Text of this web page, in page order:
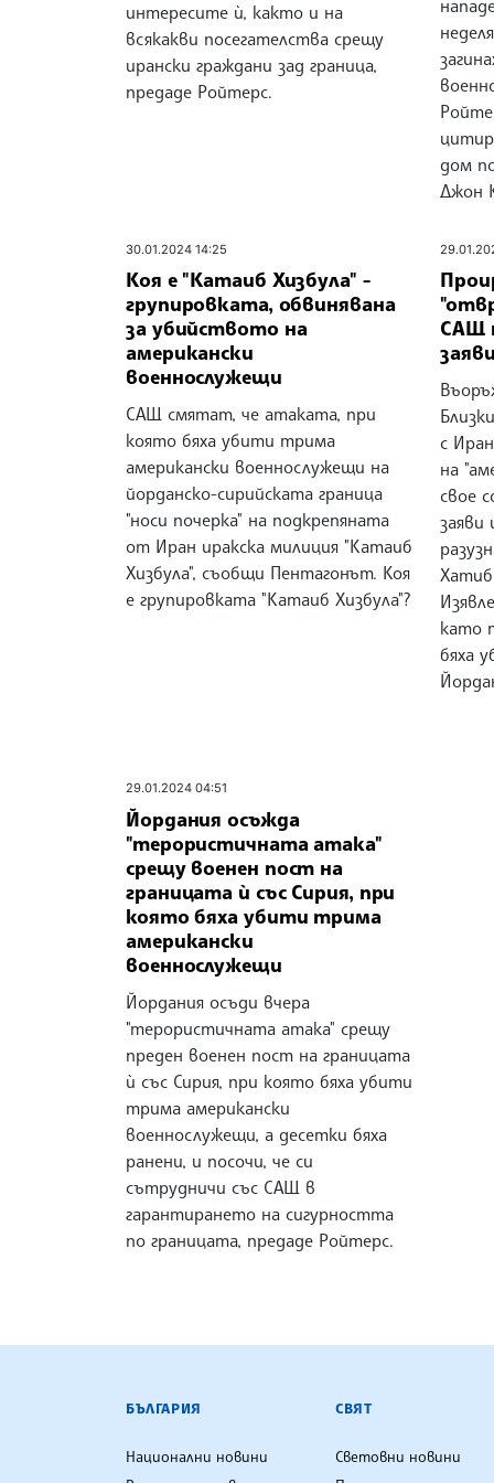
интересите ѝ, както и на
всякакви посегателства срещу
ирански граждани зад граница,
предаде Ройтерс.
дом
Джон
30.01.2024 14:25
Коя е "Катаиб Хизбула" -
групировката, обвинявана
за убийството на
американски
военнослужещи
САЩ смятат, че атаката, при
която бяха убити трима
американски военнослужещи на
йорданско-сирийската граница
"носи почерка" на подкрепяната
от Иран иракска милиция "Катаиб
Хизбула", съобщи Пентагонът. Коя
е групировката "Катаиб Хизбула"?
САЩ
с
на
свое
заяви
като
бяха
29.01.2024 04:51
Йордания осъжда
"терористичната атака"
срещу военен пост на
границата ѝ със Сирия, при
която бяха убити трима
американски
военнослужещи
Йордания осъди вчера
"терористичната атака" срещу
преден военен пост на границата
ѝ със Сирия, при която бяха убити
трима американски
военнослужещи, а десетки бяха
ранени, и посочи, че си
сътрудничи със САЩ в
гарантирането на сигурността
по границата, предаде Ройтерс.
БЪЛГАРСКА ТЕЛЕГРАФНА
БЪЛГАРИЯ
Национални новини
СВЯТ
Световни новини